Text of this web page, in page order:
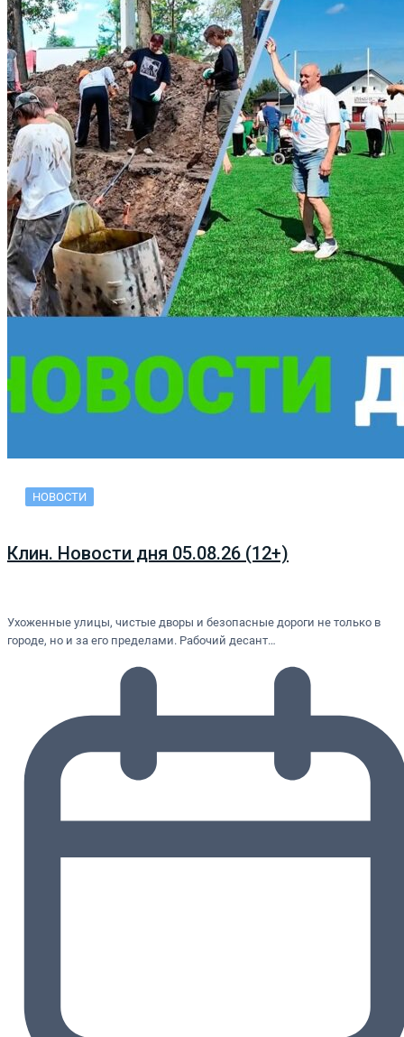
НОВОСТИ
Клин. Новости дня 05.08.26 (12+)
Ухоженные улицы, чистые дворы и безопасные дороги не только в
городе, но и за его пределами. Рабочий десант…